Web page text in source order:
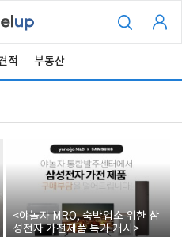
적 부동산
<야놀자 MRO, 숙박업소 위한 삼
성전자 가전제품 특가 개시>